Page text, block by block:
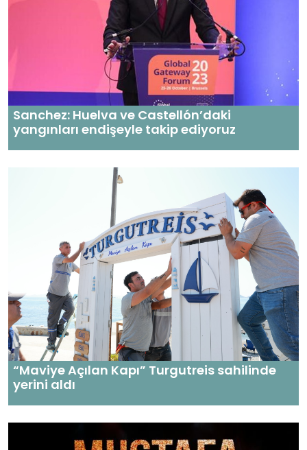
Sanchez: Huelva ve Castellón’daki
yangınları endişeyle takip ediyoruz
“Maviye Açılan Kapı” Turgutreis sahilinde
yerini aldı